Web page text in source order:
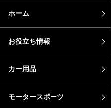
ホーム
お役立ち情報
カー用品
モータースポーツ